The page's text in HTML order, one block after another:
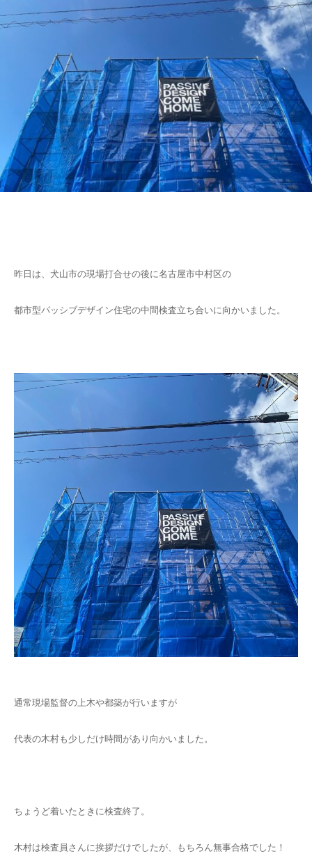
昨日は、犬山市の現場打合せの後に名古屋市中村区の
都市型パッシブデザイン住宅の中間検査立ち合いに向かいました。
通常現場監督の上木や都築が行いますが
代表の木村も少しだけ時間があり向かいました。
ちょうど着いたときに検査終了。
木村は検査員さんに挨拶だけでしたが、もちろん無事合格でした！